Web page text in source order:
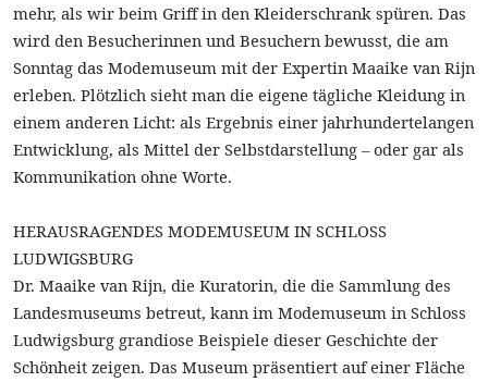
mehr, als wir beim Griff in den Kleiderschrank spüren. Das
wird den Besucherinnen und Besuchern bewusst, die am
Sonntag das Modemuseum mit der Expertin Maaike van Rijn
erleben. Plötzlich sieht man die eigene tägliche Kleidung in
einem anderen Licht: als Ergebnis einer jahrhundertelangen
Entwicklung, als Mittel der Selbstdarstellung – oder gar als
Kommunikation ohne Worte.
HERAUSRAGENDES MODEMUSEUM IN SCHLOSS
LUDWIGSBURG
Dr. Maaike van Rijn, die Kuratorin, die die Sammlung des
Landesmuseums betreut, kann im Modemuseum in Schloss
Ludwigsburg grandiose Beispiele dieser Geschichte der
Schönheit zeigen. Das Museum präsentiert auf einer Fläche